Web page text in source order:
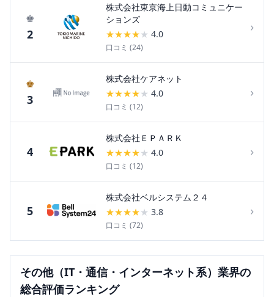
♚
2
株式会社東京海上日動コミュニケー
ションズ
★★★★★ 4.0
口コミ (24)
›
♚
3
株式会社ケアネット
★★★★★ 4.0
口コミ (12)
›
4
株式会社ＥＰＡＲＫ
★★★★★ 4.0
口コミ (12)
›
5
株式会社ベルシステム２４
★★★★★ 3.8
口コミ (72)
›
その他（IT・通信・インターネット系） 業界の
総合評価ランキング